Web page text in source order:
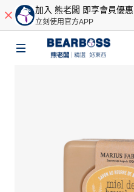
加入 熊老闆 即享會員優惠
立刻使用官方APP